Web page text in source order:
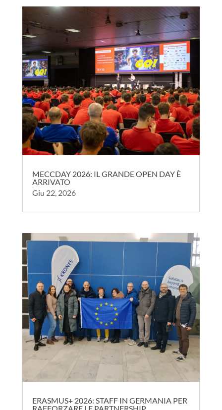
MECCDAY 2026: IL GRANDE OPEN DAY È
ARRIVATO
Giu 22, 2026
ERASMUS+ 2026: STAFF IN GERMANIA PER